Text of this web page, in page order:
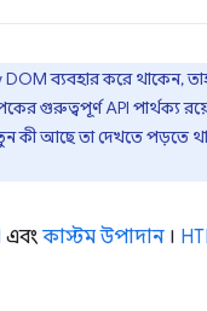
DOM ব্যবহার করে থাকেন,
গুরুত্বপূর্ণ API পার্থক্য
কী আছে তা দেখতে পড়তে
এবং কাস্টম উপাদান।